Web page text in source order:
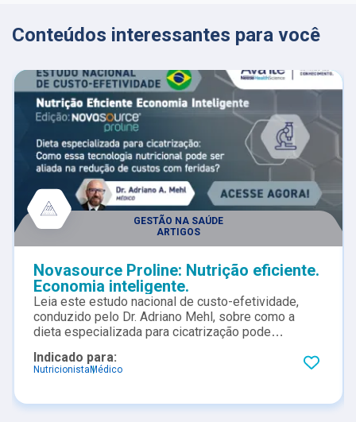
Conteúdos interessantes para você
GESTÃO NA SAÚDE
ARTIGOS
Novasource Proline: Nutrição eficiente.
Economia inteligente.
Leia este estudo nacional de custo-efetividade,
conduzido pelo Dr. Adriano Mehl, sobre como a
dieta especializada para cicatrização pode
tratamento de feridas.
Indicado para:
NutricionistaMédico